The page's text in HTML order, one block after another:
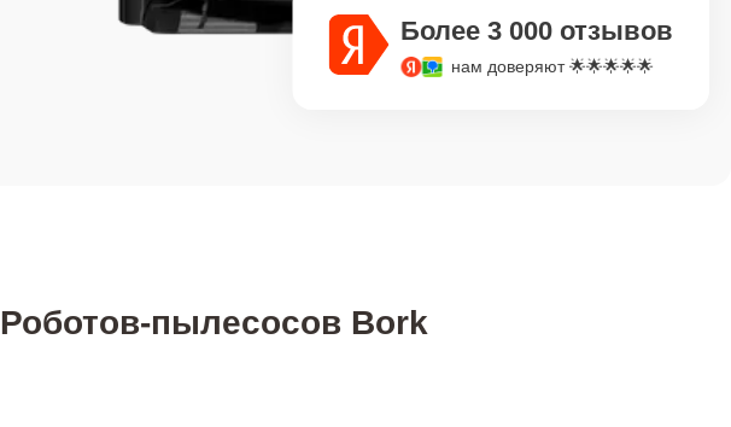
Более 3 000 отзывов
нам доверяют 🌟🌟🌟🌟🌟
Роботов-пылесосов Bork